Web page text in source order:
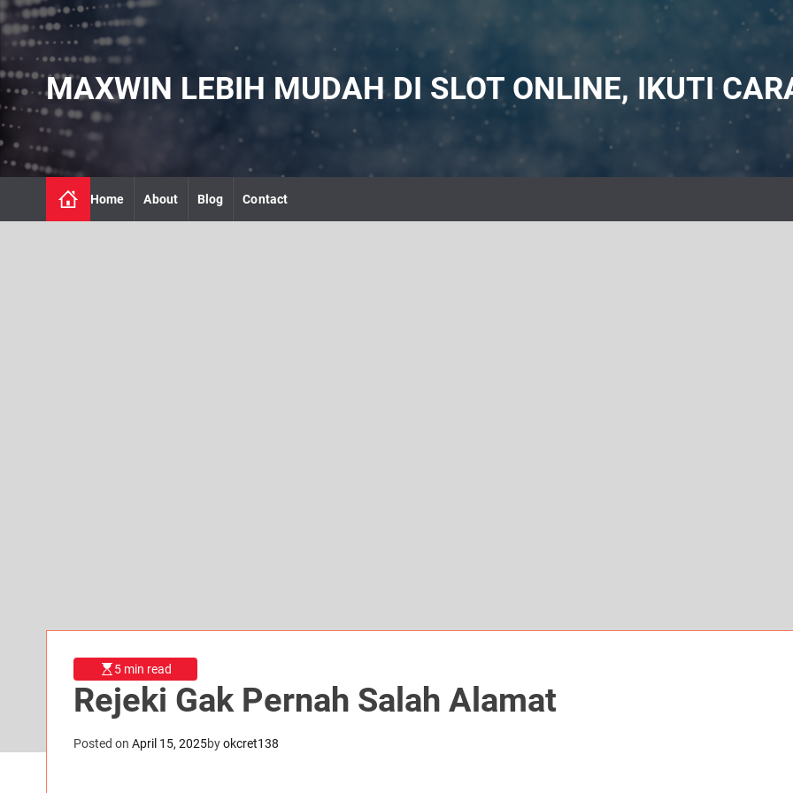
S
k
p
o
c
o
n
n
MAXWIN LEBIH MUDAH DI SLOT ONLINE, IKUTI
Home About Blog Contact
5 min read
Rejeki Gak Pernah Salah Alamat
Posted on April 15, 2025byokcret138